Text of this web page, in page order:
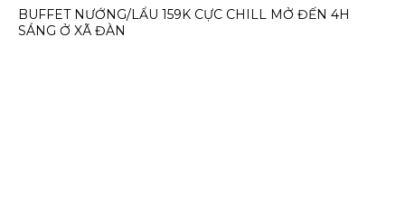
BUFFET NƯỚNG/LẨU 159K CỰC CHILL MỞ ĐẾN 4H
SÁNG Ở XÃ ĐÀN